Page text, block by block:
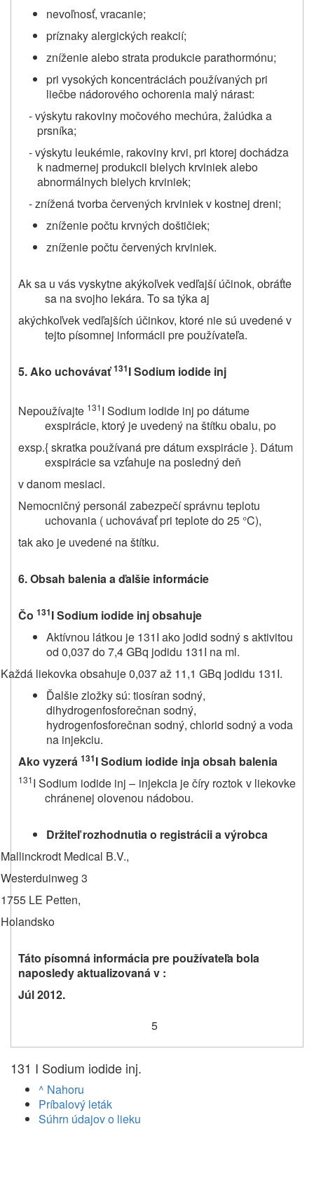
nevoľnosť, vracanie;
príznaky alergických reakcií;
zníženie alebo strata produkcie parathormónu;
pri vysokých koncentráciách používaných pri
liečbe nádorového ochorenia malý nárast:
- výskytu rakoviny močového mechúra, žalúdka a
prsníka;
- výskytu leukémie, rakoviny krvi, pri ktorej dochádza
k nadmernej produkcii bielych krviniek alebo
abnormálnych bielych krviniek;
- znížená tvorba červených krviniek v kostnej dreni;
zníženie počtu krvných doštičiek;
zníženie počtu červených krviniek.
Ak sa u vás vyskytne akýkoľvek vedľajší účinok, obráťte
sa na svojho lekára. To sa týka aj
akýchkoľvek vedľajších účinkov, ktoré nie sú uvedené v
tejto písomnej informácii pre používateľa.
5.Ako uchovávať 131I Sodium iodide inj
Nepoužívajte 131I Sodium iodide inj po dátume
exspirácie, ktorý je uvedený na štítku obalu, po
exsp.{ skratka používaná pre dátum exspirácie }. Dátum
exspirácie sa vzťahuje na posledný deň
v danom mesiaci.
Nemocničný personál zabezpečí správnu teplotu
uchovania ( uchovávať pri teplote do 25 °C),
tak ako je uvedené na štítku.
6. Obsah balenia a ďalšie informácie
Čo 131I Sodium iodide inj obsahuje
Aktívnou látkou je 131I ako jodid sodný s aktivitou
od 0,037 do 7,4 GBq jodidu 131I na ml.
Každá liekovka obsahuje 0,037 až 11,1 GBq jodidu 131I.
Ďalšie zložky sú: tiosíran sodný,
dihydrogenfosforečnan sodný,
hydrogenfosforečnan sodný, chlorid sodný a voda
na injekciu.
Ako vyzerá 131I Sodium iodide inja obsah balenia
131I Sodium iodide inj – injekcia je číry roztok v liekovke
chránenej olovenou nádobou.
Držiteľ rozhodnutia o registrácii a výrobca
Mallinckrodt Medical B.V.,
Westerduinweg 3
1755 LE Petten,
Holandsko
Táto písomná informácia pre používateľa bola
naposledy aktualizovaná v :
Júl 2012.
5
131 I Sodium iodide inj.
^ Nahoru
Príbalový leták
Súhrn údajov o lieku